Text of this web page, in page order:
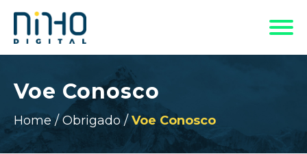
Voe Conosco
Home/Obrigado /Voe Conosco